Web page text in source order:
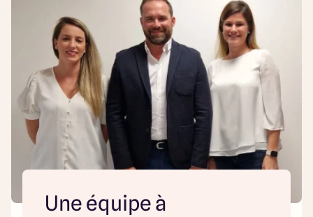
Une équipe à